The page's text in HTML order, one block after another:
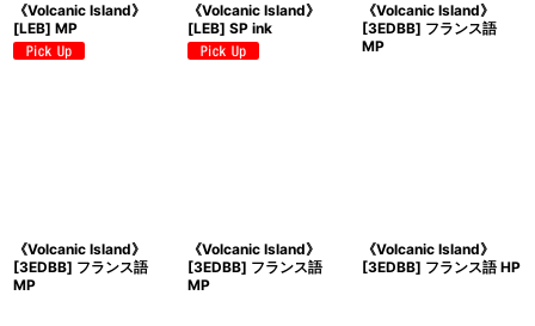
《Volcanic Island》
[LEB] MP
《Volcanic Island》
[LEB] SP ink
《Volcanic Island》
[3EDBB] フランス語
MP
《Volcanic Island》
[3EDBB] フランス語
MP
《Volcanic Island》
[3EDBB] フランス語
MP
《Volcanic Island》
[3EDBB] フランス語 HP